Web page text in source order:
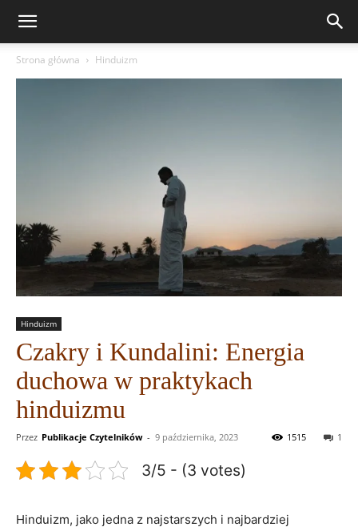
Strona główna Hinduizm
Hinduizm
Czakry i Kundalini: Energia
duchowa w praktykach
hinduizmu
Przez Publikacje Czytelników - 9 października, 2023 1
1515
3/5 - (3 votes)
Hinduizm, jako jedna z najstarszych i najbardziej